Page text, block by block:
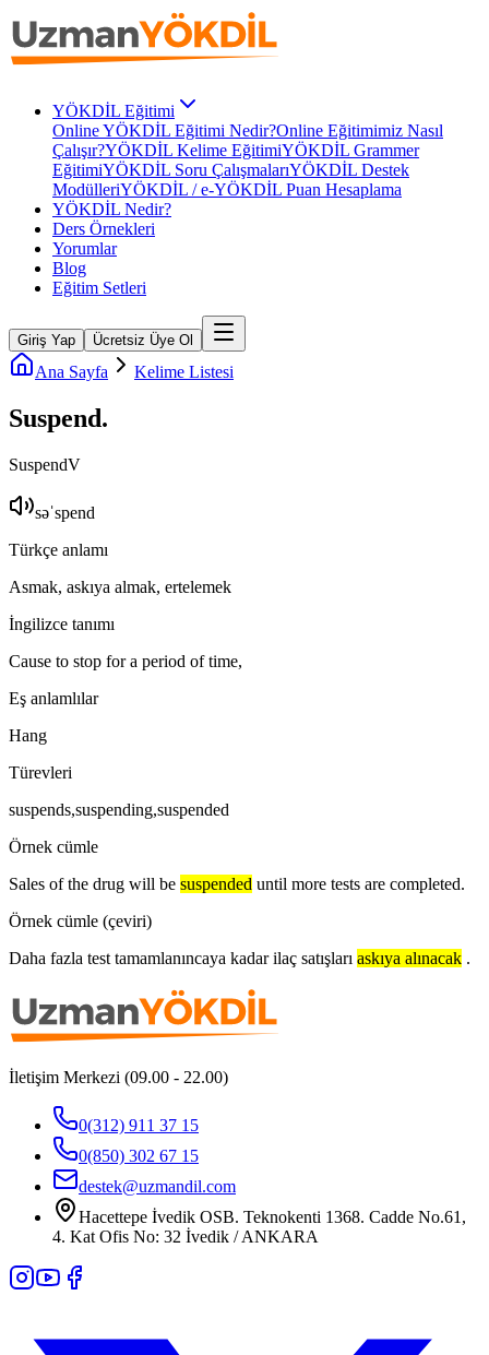
YÖKDİL Eğitimi
Online YÖKDİL Eğitimi Nedir?Online Eğitimimiz Nasıl
Çalışır?YÖKDİL Kelime EğitimiYÖKDİL Grammer
EğitimiYÖKDİL Soru ÇalışmalarıYÖKDİL Destek
ModülleriYÖKDİL / e-YÖKDİL Puan Hesaplama
YÖKDİL Nedir?
Ders Örnekleri
Yorumlar
Blog
Eğitim Setleri
Giriş Yap Ücretsiz Üye Ol
Ana Sayfa Kelime Listesi
Suspend.
SuspendV
səˈspend
Türkçe anlamı
Asmak, askıya almak, ertelemek
İngilizce tanımı
Cause to stop for a period of time,
Eş anlamlılar
Hang
Türevleri
suspends,suspending,suspended
Örnek cümle
Sales of the drug will be suspended until more tests are completed.
Örnek cümle (çeviri)
Daha fazla test tamamlanıncaya kadar ilaç satışları askıya alınacak .
İletişim Merkezi (09.00 - 22.00)
0(312) 911 37 15
0(850) 302 67 15
destek@uzmandil.com
Hacettepe İvedik OSB. Teknokenti 1368. Cadde No.61,
4. Kat Ofis No: 32 İvedik / ANKARA